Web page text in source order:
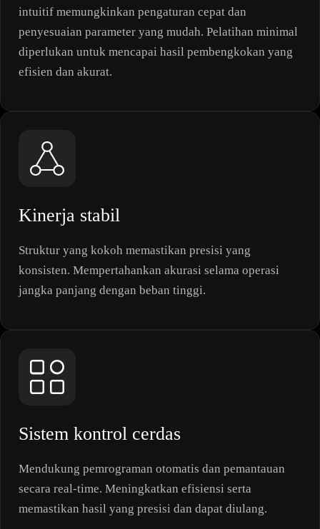
intuitif memungkinkan pengaturan cepat dan
penyesuaian parameter yang mudah. Pelatihan minimal
diperlukan untuk mencapai hasil pembengkokan yang
efisien dan akurat.
Kinerja stabil
Struktur yang kokoh memastikan presisi yang
konsisten. Mempertahankan akurasi selama operasi
jangka panjang dengan beban tinggi.
Sistem kontrol cerdas
Mendukung pemrograman otomatis dan pemantauan
secara real-time. Meningkatkan efisiensi serta
memastikan hasil yang presisi dan dapat diulang.